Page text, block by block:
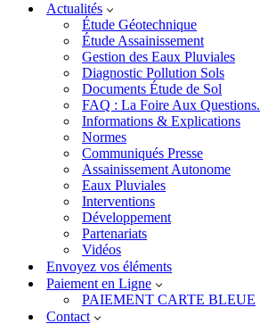
Actualités
Étude Géotechnique
Étude Assainissement
Gestion des Eaux Pluviales
Diagnostic Pollution Sols
Documents Étude de Sol
FAQ : La Foire Aux Questions.
Informations & Explications
Normes
Communiqués Presse
Assainissement Autonome
Eaux Pluviales
Interventions
Développement
Partenariats
Vidéos
Envoyez vos éléments
Paiement en Ligne
PAIEMENT CARTE BLEUE
Contact